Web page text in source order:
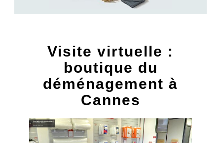
Visite virtuelle :
boutique du
déménagement à
Cannes